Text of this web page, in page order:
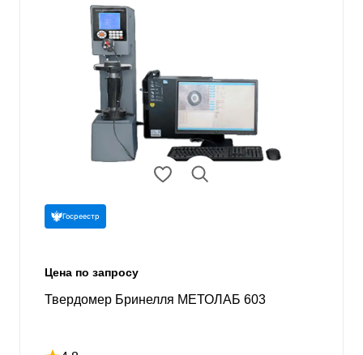
Госреестр
Цена по запросу
Твердомер Бринелля МЕТОЛАБ 603